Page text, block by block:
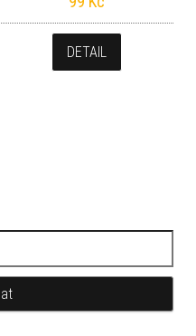
DETAIL